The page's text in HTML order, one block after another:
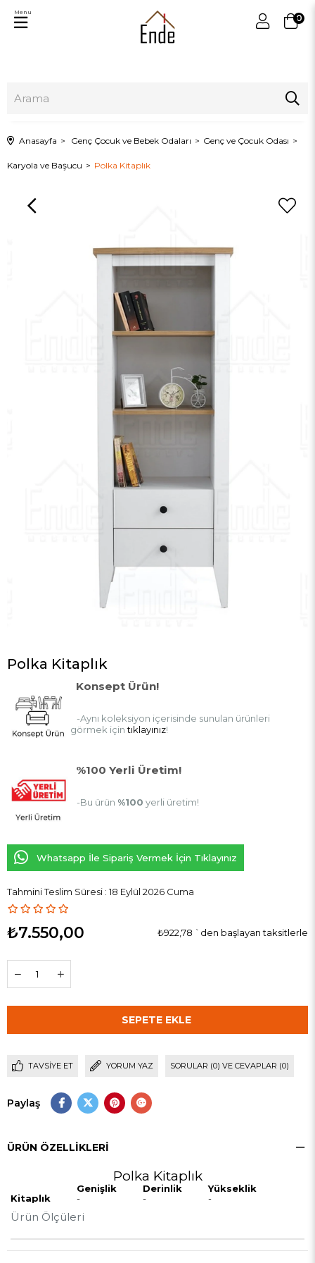
0
Menu
Anasayfa Genç Çocuk ve Bebek Odaları Genç ve Çocuk Odası
Karyola ve Başucu Polka Kitaplık
Polka Kitaplık
Konsept Ürün!
-Aynı koleksiyon içerisinde sunulan ürünleri
görmek içintıklayınız!
%100 Yerli Üretim!
-Bu ürün %100 yerli üretim!
Whatsapp İle Sipariş Vermek İçin Tıklayınız
Tahmini Teslim Süresi : 18 Eylül 2026 Cuma
₺7.550,00 ₺922,78 `den başlayan taksitlerle
TAVSIYE ET YORUM YAZ SORULAR (0) VE CEVAPLAR (0)
Paylaş
ÜRÜN ÖZELLIKLERI
Polka Kitaplık
Ürün Ölçüleri
Genişlik Derinlik
Yükseklik
Kitaplık
- - -